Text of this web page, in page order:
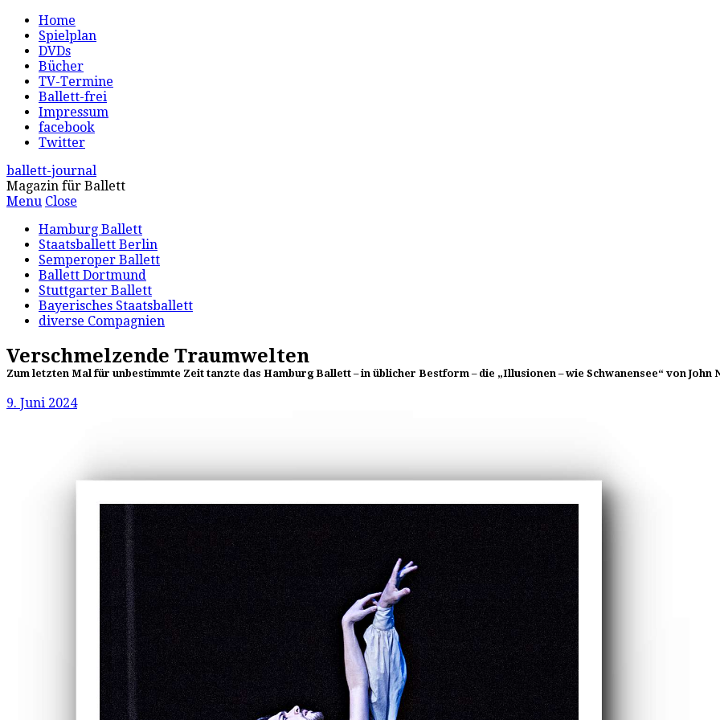
Home
Spielplan
DVDs
Bücher
TV-Termine
Ballett-frei
Impressum
facebook
Twitter
ballett-journal
Magazin für Ballett
Menu Close
Hamburg Ballett
Staatsballett Berlin
Semperoper Ballett
Ballett Dortmund
Stuttgarter Ballett
Bayerisches Staatsballett
diverse Compagnien
Verschmelzende Traumwelten
Zum letzten Mal für unbestimmte Zeit tanzte das Hamburg Ballett – in üblicher Bestform – die „Illusionen – wie Schwanensee“ von John
9. Juni 2024